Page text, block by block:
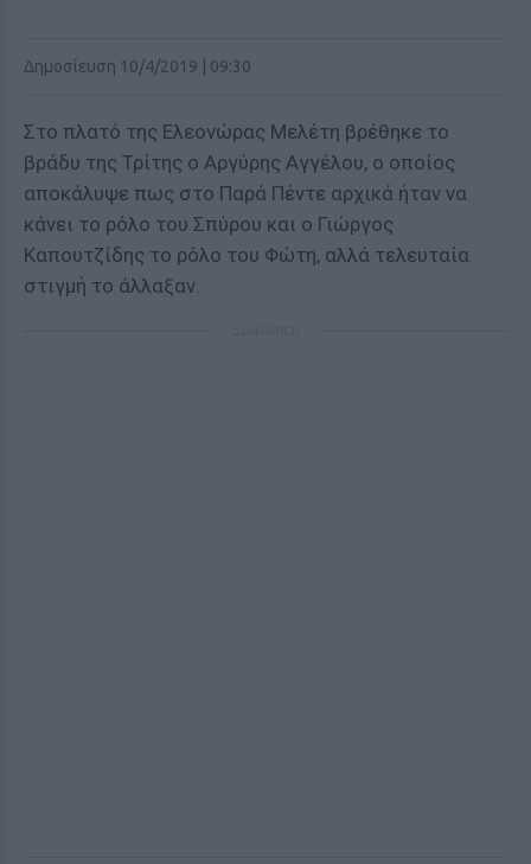
Δημοσίευση 10/4/2019 | 09:30
Στο πλατό της Ελεονώρας Μελέτη βρέθηκε το
βράδυ της Τρίτης ο Αργύρης Αγγέλου, ο οποίος
αποκάλυψε πως στο Παρά Πέντε αρχικά ήταν να
κάνει το ρόλο του Σπύρου και ο Γιώργος
Καπουτζίδης το ρόλο του Φώτη, αλλά τελευταία
στιγμή το άλλαξαν.